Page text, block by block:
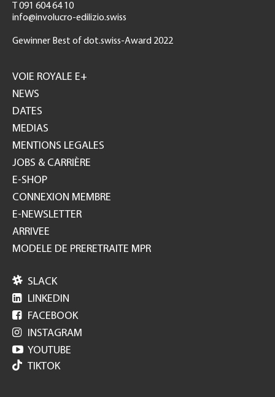
T 091 604 64 10
info@involucro-edilizio.swiss
Gewinner Best of dot.swiss-Award 2022
GH
VOIE ROYALE E+
NEWS
DATES
MEDIAS
MENTIONS LEGALES
JOBS & CARRIÈRE
E-SHOP
CONNEXION MEMBRE
E-NEWSLETTER
ARRIVEE
MODELE DE PRERETRAITE MPR
 SLACK
 LINKEDIN
 FACEBOOK
 INSTAGRAM
 YOUTUBE
TIKTOK